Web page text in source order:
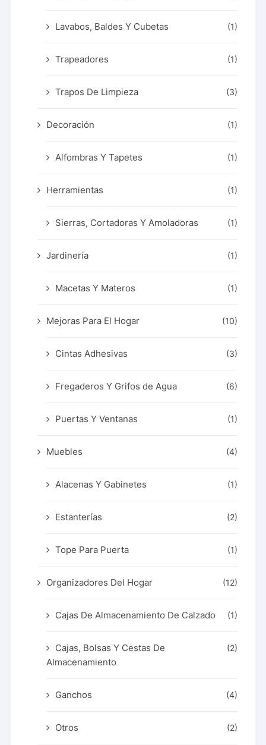
Lavabos, Baldes Y Cubetas (1)
Trapeadores (1)
Trapos De Limpieza (3)
Decoración (1)
Alfombras Y Tapetes (1)
Herramientas (1)
Sierras, Cortadoras Y Amoladoras (1)
Jardinería (1)
Macetas Y Materos (1)
Mejoras Para El Hogar (10)
Cintas Adhesivas (3)
Fregaderos Y Grifos de Agua (6)
Puertas Y Ventanas (1)
Muebles (4)
Alacenas Y Gabinetes (1)
Estanterías (2)
Tope Para Puerta (1)
Organizadores Del Hogar (12)
Cajas De Almacenamiento De Calzado (1)
Cajas, Bolsas Y Cestas De
Almacenamiento
(2)
Ganchos (4)
Otros (2)